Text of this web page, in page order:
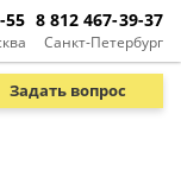
55
Санкт-Петербург
8 812 467-39-37
Задать вопрос